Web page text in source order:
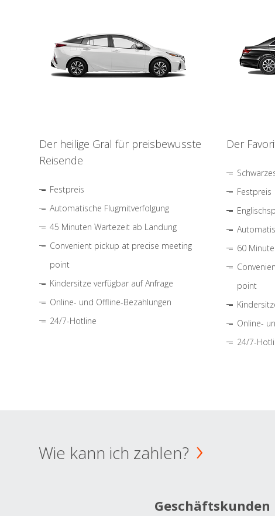
Der heilige Gral für preisbewusste
Reisende
Festpreis
Automatische Flugmitverfolgung
45 Minuten Wartezeit ab Landung
Convenient pickup at precise meeting
point
Kindersitze verfügbar auf Anfrage
Online- und Offline-Bezahlungen
24/7-Hotline
Der
Festpreis
60
point
Online-
24/7-
Wie kann ich zahlen?
Geschäftskunden